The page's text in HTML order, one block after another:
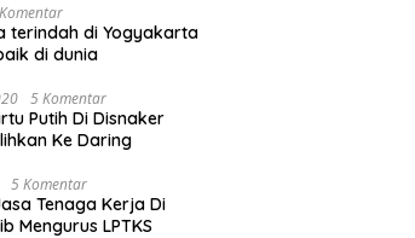
terindah di Yogyakarta
di dunia
5 Komentar
Putih Di Disnaker
Ke Daring
5 Komentar
Tenaga Kerja Di
Mengurus LPTKS